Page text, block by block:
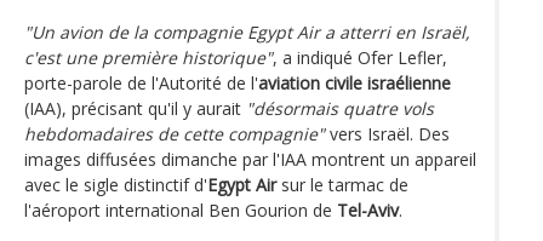
"Un avion de la compagnie Egypt Air a atterri en Israël,
c'est une première historique", a indiqué Ofer Lefler,
porte-parole de l'Autorité de l'aviation civile israélienne
(IAA), précisant qu'il y aurait "désormais quatre vols
hebdomadaires de cette compagnie"vers Israël. Des
images diffusées dimanche par l'IAA montrent un appareil
avec le sigle distinctif d'Egypt Airsur le tarmac de
l'aéroport international Ben Gourion de Tel-Aviv.